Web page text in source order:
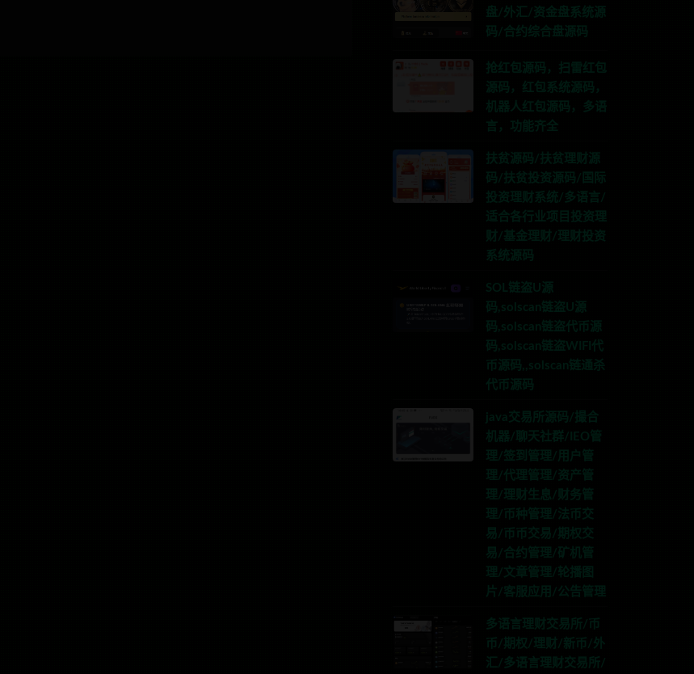
盘/外汇/资金盘系统源
码/合约综合盘源码
抢红包源码，扫雷红包
源码，红包系统源码，
机器人红包源码，多语
言，功能齐全
扶贫源码/扶贫理财源
码/扶贫投资源码/国际
投资理财系统/多语言/
适合各行业项目投资理
财/基金理财/理财投资
系统源码
SOL链盗U源
码,solscan链盗U源
码,solscan链盗代币源
码,solscan链盗WIFI代
币源码,,solscan链通杀
代币源码
java交易所源码/撮合
机器/聊天社群/IEO管
理/签到管理/用户管
理/代理管理/资产管
理/理财生息/财务管
理/币种管理/法币交
易/币币交易/期权交
易/合约管理/矿机管
理/文章管理/轮播图
片/客服应用/公告管理
多语言理财交易所/币
币/期权/理财/新币/外
汇/多语言理财交易所/